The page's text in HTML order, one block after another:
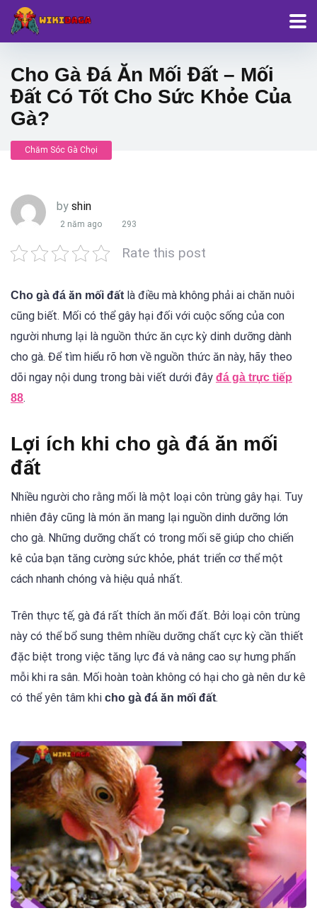
Cho Gà Đá Ăn Mối Đất – Mối
Đất Có Tốt Cho Sức Khỏe Của
Gà?
Chăm Sóc Gà Chọi
by shin
2 năm ago 293
Rate this post
Cho gà đá ăn mối đất là điều mà không phải ai chăn nuôi
cũng biết. Mối có thể gây hại đối với cuộc sống của con
người nhưng lại là nguồn thức ăn cực kỳ dinh dưỡng dành
cho gà. Để tìm hiểu rõ hơn về nguồn thức ăn này, hãy theo
dõi ngay nội dung trong bài viết dưới đây đá gà trực tiếp
88.
Lợi ích khi cho gà đá ăn mối
đất
Nhiều người cho rằng mối là một loại côn trùng gây hại. Tuy
nhiên đây cũng là món ăn mang lại nguồn dinh dưỡng lớn
cho gà. Những dưỡng chất có trong mối sẽ giúp cho chiến
kê của bạn tăng cường sức khỏe, phát triển cơ thể một
cách nhanh chóng và hiệu quả nhất.
Trên thực tế, gà đá rất thích ăn mối đất. Bởi loại côn trùng
này có thể bổ sung thêm nhiều dưỡng chất cực kỳ cần thiết
đặc biệt trong việc tăng lực đá và nâng cao sự hưng phấn
mỗi khi ra sân. Mối hoàn toàn không có hại cho gà nên dư kê
có thể yên tâm khi cho gà đá ăn mối đất.